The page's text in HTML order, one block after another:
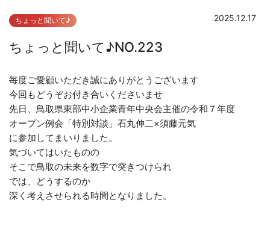
ちょっと聞いて♪ 2025.12.17
ちょっと聞いて♪NO.223
毎度ご愛顧いただき誠にありがとうございます
今回もどうぞお付き合いくださいませ
先日、鳥取県東部中小企業青年中央会主催の令和７年度
オープン例会「特別対談」石丸伸二×須藤元気
に参加してまいりました。
気づいてはいたものの
そこで鳥取の未来を数字で突きつけられ
では、どうするのか
深く考えさせられる時間となりました。